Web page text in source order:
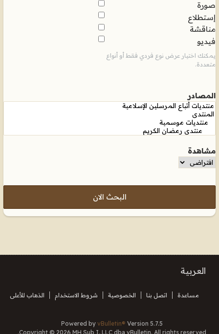
صورة
إستطلاع
مناقشة
فيديو
يمكنك اختيار عرض نوع فردي فقط أو أنواع
متعددة.
المصادر
مشاهدة
البحث الان
العربية
مساعدة اتصل بنا الخصوصية شروط الاستخدام الذهاب للأعلى
Powered by vBulletin® Version 5.7.5
Copyright © 2026 MH Sub I, LLC dba vBulletin. All rights reserved.